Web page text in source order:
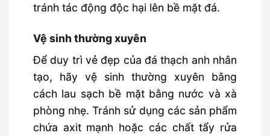
tránh tác động độc hại lên bề mặt đá.
Vệ sinh thường xuyên
Để duy trì vẻ đẹp của đá thạch anh nhân
tạo, hãy vệ sinh thường xuyên bằng
cách lau sạch bề mặt bằng nước và xà
phòng nhẹ. Tránh sử dụng các sản phẩm
chứa axit mạnh hoặc các chất tẩy rửa